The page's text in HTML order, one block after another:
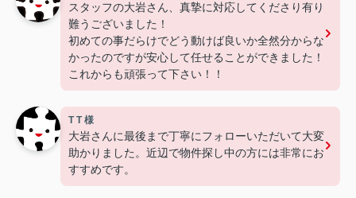
スタッフの大岩さん、真摯に対応してくださり有り
難うございました！
初めての事だらけでどう動けば良いか全然分からな
かったのですが安心して任せることができました！
これからも頑張って下さい！！
T T 様
大岩さんに最後まで丁寧にフォローいただいて大変
助かりました。近辺で物件探し中の方には非常にお
すすめです。